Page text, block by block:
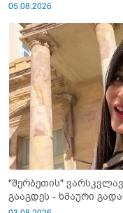
05.08.2026
"შერბეთის"
გააგდეს - ხმაური